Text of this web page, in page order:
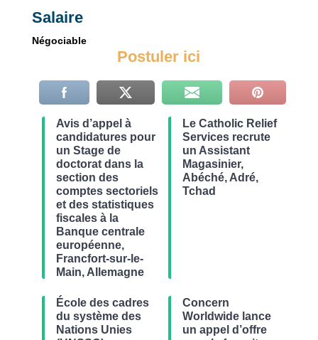
Salaire
Négociable
Postuler ici
Avis d’appel à
candidatures pour
un Stage de
doctorat dans la
section des
comptes sectoriels
et des statistiques
fiscales à la
Banque centrale
européenne,
Francfort-sur-le-
Main, Allemagne
Le Catholic Relief
Services recrute
un Assistant
Magasinier,
Abéché, Adré,
Tchad
École des cadres
du système des
Nations Unies
Concern
Worldwide lance
un appel d’offre